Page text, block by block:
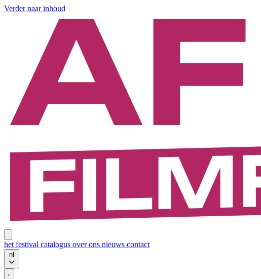
Verder naar inhoud
het festival catalogus over ons nieuws contact
nl